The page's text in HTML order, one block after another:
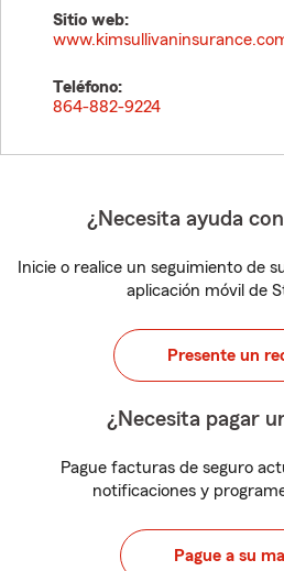
Sitio web:
Teléfono:
864-882-9224
¿Necesita ayuda
Inicie o realice un seguimiento de
aplicación móvil de
Presente un
¿Necesita pagar
Pague facturas de seguro
notificaciones y
Pague a su